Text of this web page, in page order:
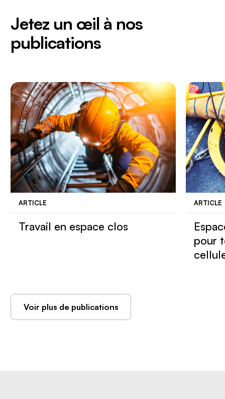
Jetez un œil à nos
publications
ARTICLE
Travail en espace clos
ARTICLE
pour
Voir plus de publications